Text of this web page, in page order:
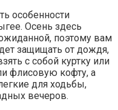
особенности
Осень здесь
поэтому вам
защищать от дождя,
с собой куртку или
флисовую кофту, а
для ходьбы,
вечеров.